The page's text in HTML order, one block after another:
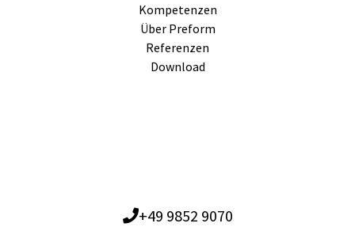
Kompetenzen
Über Preform
Referenzen
Download
+49 9852 9070